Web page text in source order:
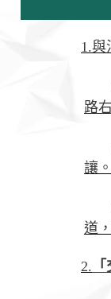
1.與
路
讓。
道
2.